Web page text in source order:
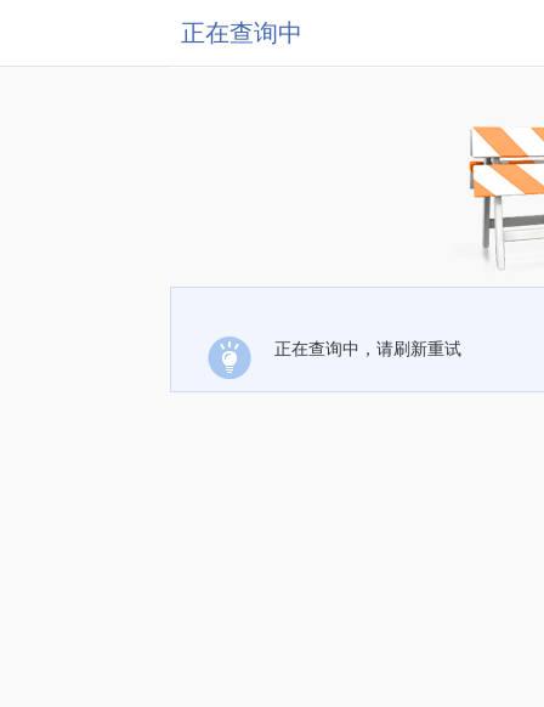
正在查询中
正在查询中，请刷新重试